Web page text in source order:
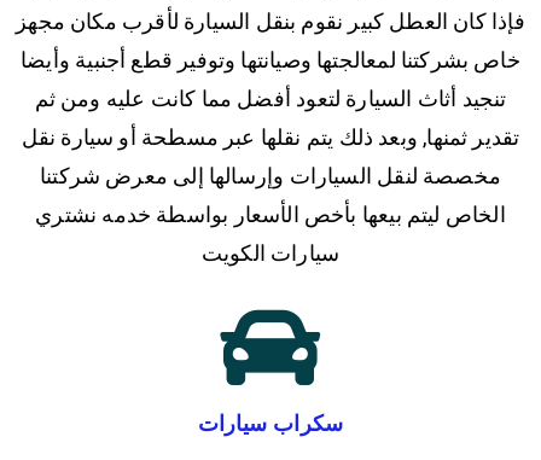
فإذا كان العطل كبير نقوم بنقل السيارة لأقرب مكان مجهز
خاص بشركتنا لمعالجتها وصيانتها وتوفير قطع أجنبية وأيضا
تنجيد أثاث السيارة لتعود أفضل مما كانت عليه ومن ثم
تقدير ثمنها, وبعد ذلك يتم نقلها عبر مسطحة أو سيارة نقل
مخصصة لنقل السيارات وإرسالها إلى معرض شركتنا
الخاص ليتم بيعها بأخص الأسعار بواسطة خدمه نشتري
سيارات الكويت
سكراب سيارات